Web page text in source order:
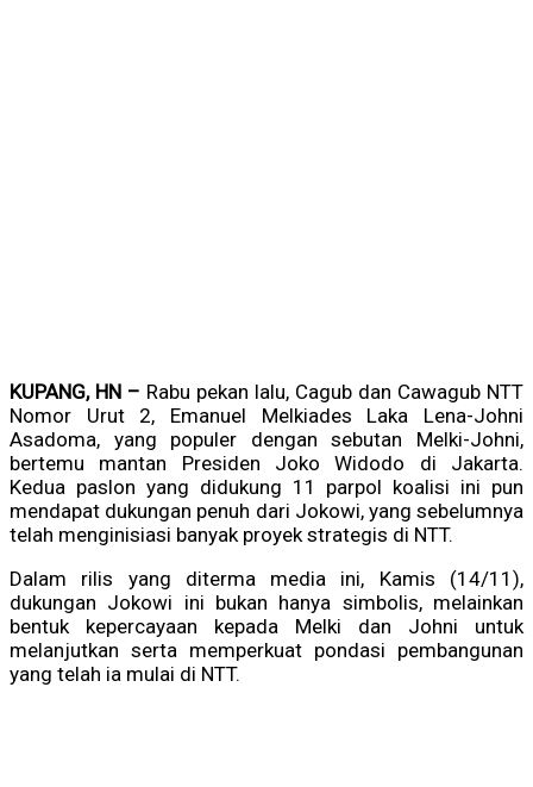
KUPANG, HN – Rabu pekan lalu, Cagub dan Cawagub NTT
Nomor Urut 2, Emanuel Melkiades Laka Lena-Johni
Asadoma, yang populer dengan sebutan Melki-Johni,
bertemu mantan Presiden Joko Widodo di Jakarta.
Kedua paslon yang didukung 11 parpol koalisi ini pun
mendapat dukungan penuh dari Jokowi, yang sebelumnya
telah menginisiasi banyak proyek strategis di NTT.
Dalam rilis yang diterma media ini, Kamis (14/11),
dukungan Jokowi ini bukan hanya simbolis, melainkan
bentuk kepercayaan kepada Melki dan Johni untuk
melanjutkan serta memperkuat pondasi pembangunan
yang telah ia mulai di NTT.